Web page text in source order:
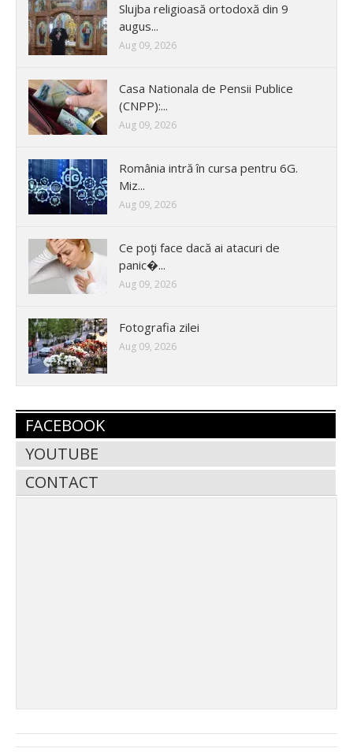
Slujba religioasă ortodoxă din 9
augus...
Aug 09, 2026
Casa Nationala de Pensii Publice
(CNPP):...
Aug 09, 2026
România intră în cursa pentru 6G.
Miz...
Aug 09, 2026
Ce poţi face dacă ai atacuri de
panic�...
Aug 09, 2026
Fotografia zilei
Aug 09, 2026
FACEBOOK
YOUTUBE
CONTACT